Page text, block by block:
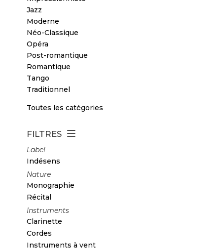
Jazz
Moderne
Néo-Classique
Opéra
Post-romantique
Romantique
Tango
Traditionnel
Toutes les catégories
FILTRES
Label
Indésens
Nature
Monographie
Récital
Instruments
Clarinette
Cordes
Instruments à vent